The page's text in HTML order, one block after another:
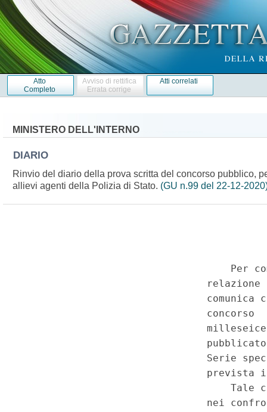
Atto
Completo
Avviso di rettifica
Errata corrige
Atti correlati
MINISTERO DELL'INTERNO
DIARIO
Rinvio del diario della prova scritta del concorso pubblico,
allievi agenti della Polizia di Stato. (GU n.99 del 22-12-